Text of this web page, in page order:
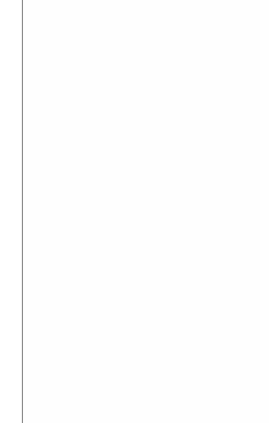
об/
Wi-
1 x
1 x
1 x
1 х
1 х